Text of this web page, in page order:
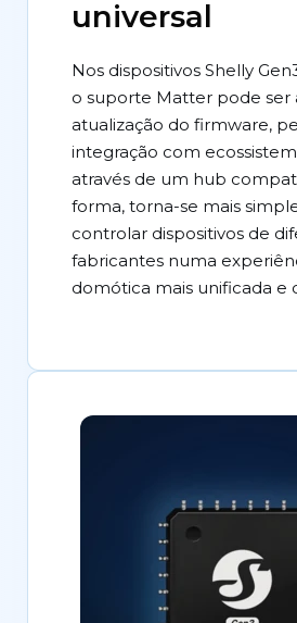
universal
Nos dispositivos Shelly
o suporte Matter pode ser
atualização do firmware,
integração com
através de um hub
forma, torna-se mais
controlar dispositivos de
fabricantes numa
domótica mais unificada e